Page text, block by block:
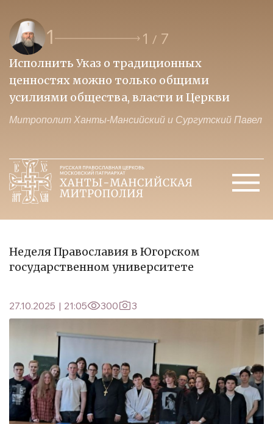
1 1 / 7
Исполнить Указ о традиционных
ценностях можно только общими
усилиями общества, власти и Церкви
Митрополит Ханты-Мансийский и Сургутский Павел
Неделя Православия в Югорском
государственном университете
27.10.2025 | 21:05 300 3